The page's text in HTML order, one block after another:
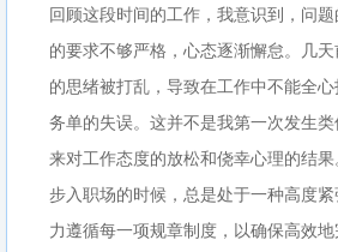
回顾这段时间的工作，我意识到，问
的要求不够严格，心态逐渐懈怠。几
的思绪被打乱，导致在工作中不能全
务单的失误。这并不是我第一次发生
来对工作态度的放松和侥幸心理的结
步入职场的时候，总是处于一种高度
力遵循每一项规章制度，以确保高效